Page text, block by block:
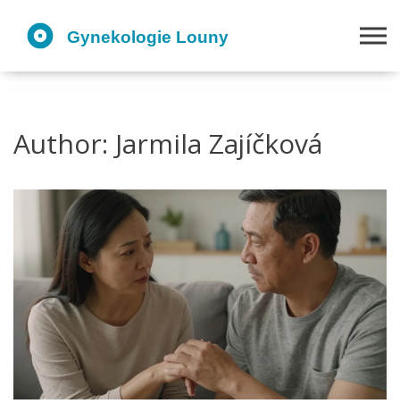
Author: Jarmila Zajíčková